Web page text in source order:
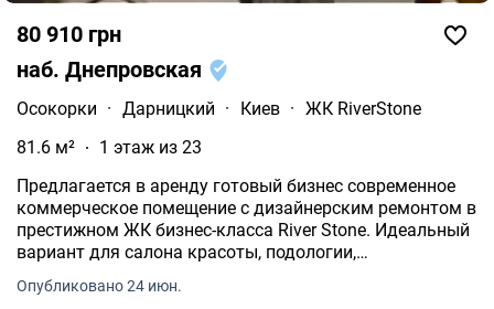
80 910 грн
наб. Днепровская
Осокорки · Дарницкий · Киев · ЖК RiverStone
81.6 м²
1 этаж из 23
Предлагается в аренду готовый бизнес современное
коммерческое помещение с дизайнерским ремонтом в
престижном ЖК бизнес-класса River Stone. Идеальный
вариант для салона красоты, подологии,
косметологии, медицинского кабинета или студии
ухода. Формат «заходи и работай» без
Опубликовано 24 июн.